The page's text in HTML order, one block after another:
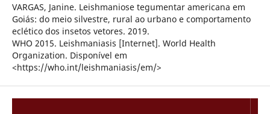
VARGAS, Janine. Leishmaniose tegumentar americana em
Goiás: do meio silvestre, rural ao urbano e comportamento
eclético dos insetos vetores. 2019.
WHO 2015. Leishmaniasis [Internet]. World Health
Organization. Disponível em
<https://who.int/leishmaniasis/em/>